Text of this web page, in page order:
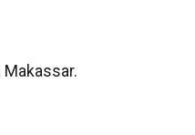
Makassar.